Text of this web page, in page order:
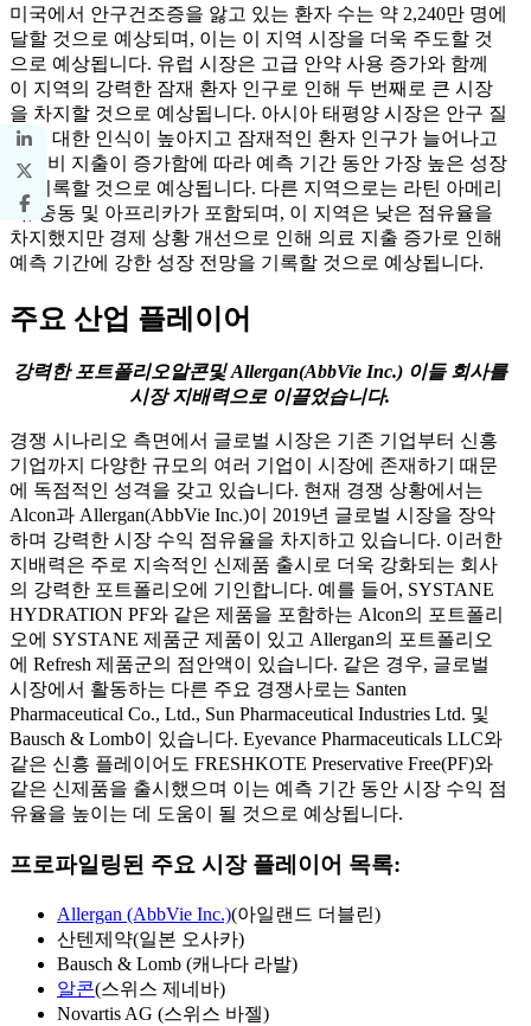
미국에서 안구건조증을 앓고 있는 환자 수는 약 2,240만 명에
달할 것으로 예상되며, 이는 이 지역 시장을 더욱 주도할 것
으로 예상됩니다. 유럽 ​​시장은 고급 안약 사용 증가와 함께
이 지역의 강력한 잠재 환자 인구로 인해 두 번째로 큰 시장
을 차지할 것으로 예상됩니다. 아시아 태평양 시장은 안구 질
환에 대한 인식이 높아지고 잠재적인 환자 인구가 늘어나고
의료비 지출이 증가함에 따라 예측 기간 동안 가장 높은 성장
을 기록할 것으로 예상됩니다. 다른 지역으로는 라틴 아메리
카, 중동 및 아프리카가 포함되며, 이 지역은 낮은 점유율을
차지했지만 경제 상황 개선으로 인해 의료 지출 증가로 인해
예측 기간에 강한 성장 전망을 기록할 것으로 예상됩니다.
주요 산업 플레이어
강력한 포트폴리오알콘및 Allergan(AbbVie Inc.) 이들 회사를
시장 지배력으로 이끌었습니다.
경쟁 시나리오 측면에서 글로벌 시장은 기존 기업부터 신흥
기업까지 다양한 규모의 여러 기업이 시장에 존재하기 때문
에 독점적인 성격을 갖고 있습니다. 현재 경쟁 상황에서는
Alcon과 Allergan(AbbVie Inc.)이 2019년 글로벌 시장을 장악
하며 강력한 시장 수익 점유율을 차지하고 있습니다. 이러한
지배력은 주로 지속적인 신제품 출시로 더욱 강화되는 회사
의 강력한 포트폴리오에 기인합니다. 예를 들어, SYSTANE
HYDRATION PF와 같은 제품을 포함하는 Alcon의 포트폴리
오에 SYSTANE 제품군 제품이 있고 Allergan의 포트폴리오
에 Refresh 제품군의 점안액이 있습니다. 같은 경우, 글로벌
시장에서 활동하는 다른 주요 경쟁사로는 Santen
Pharmaceutical Co., Ltd., Sun Pharmaceutical Industries Ltd. 및
Bausch & Lomb이 있습니다. Eyevance Pharmaceuticals LLC와
같은 신흥 플레이어도 FRESHKOTE Preservative Free(PF)와
같은 신제품을 출시했으며 이는 예측 기간 동안 시장 수익 점
유율을 높이는 데 도움이 될 것으로 예상됩니다.
프로파일링된 주요 시장 플레이어 목록:
Allergan (AbbVie Inc.)(아일랜드 더블린)
산텐제약(일본 오사카)
Bausch & Lomb (캐나다 라발)
알콘(스위스 제네바)
Novartis AG (스위스 바젤)